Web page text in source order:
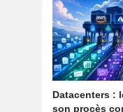
Datacenters :
son procès